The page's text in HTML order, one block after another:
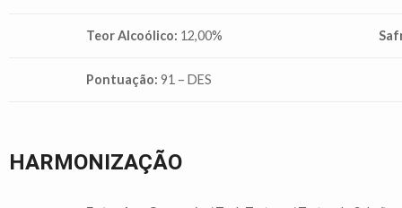
Teor Alcoólico: 12,00%
Pontuação: 91 – DES
HARMONIZAÇÃO